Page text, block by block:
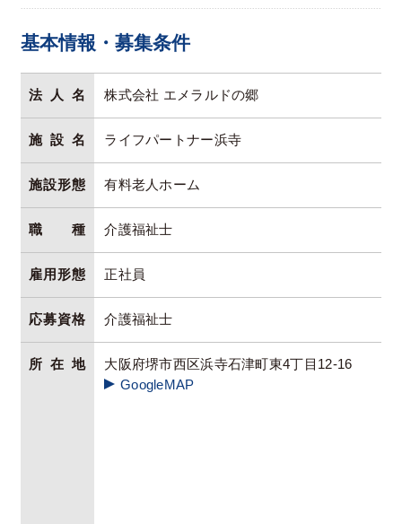
基本情報・募集条件
法人名 株式会社 エメラルドの郷
施設名 ライフパートナー浜寺
施設形態 有料老人ホーム
職種 介護福祉士
雇用形態 正社員
応募資格 介護福祉士
所在地
大阪府堺市西区浜寺石津町東4丁目12-16
GoogleMAP